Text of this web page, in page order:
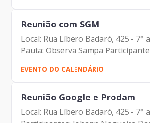
Reunião com SGM
Local: Rua Líbero Badaró, 425 - 7°
Pauta: Observa Sampa
Nogueira Dantas (Prodam) Vivian
Marina Medeiros de Oliveira Santos
Henrique Pougy (SGM) Carlos...
EVENTO DO CALENDÁRIO
Reunião Google e Prodam
Local: Rua Líbero Badaró, 425 - 7°